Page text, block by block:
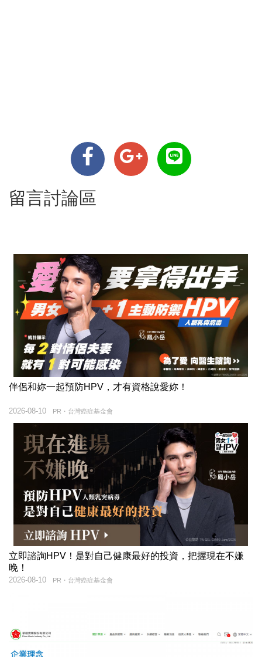
留言討論區
伴侶和妳一起預防HPV，才有資格說愛妳！
PR・台灣癌症基金會
2026-08-10
立即諮詢HPV！是對自己健康最好的投資，把握現在不嫌
晚！
PR・台灣癌症基金會
2026-08-10